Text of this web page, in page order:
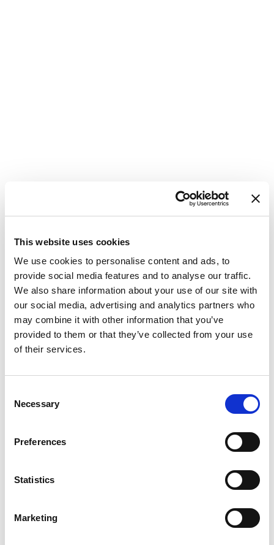
This website uses cookies
We use cookies to personalise content and ads, to
provide social media features and to analyse our traffic.
We also share information about your use of our site with
our social media, advertising and analytics partners who
may combine it with other information that you’ve
provided to them or that they’ve collected from your use
of their services.
Selection
Necessary
Preferences
Statistics
Marketing
Burinė jachtaHanse 348 First
Wind
Lenkija, Gdanskas
Przystan Cesarska
Patikrinti prieinamumą ir sąlygas
Pagaminimo metai
Kajutės
8